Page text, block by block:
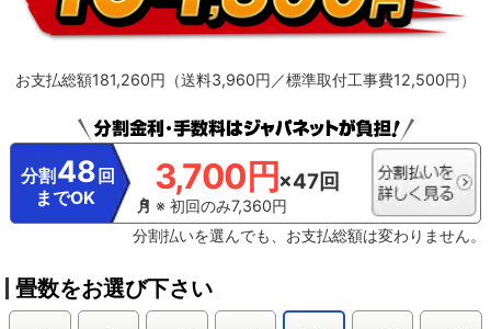
お支払総額181,260円（送料3,960円／標準取付工事費12,500円）
分割 48 回
までOK
3,700円×47回
※ 初回のみ7,360円
分割払いを選んでも、お支払総額は変わりません。
畳数をお選び下さい